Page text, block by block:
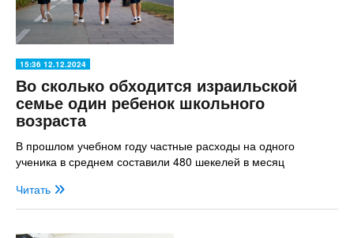
15:36 12.12.2024
Во сколько обходится израильской
семье один ребенок школьного
возраста
В прошлом учебном году частные расходы на одного
ученика в среднем составили 480 шекелей в месяц
Читать